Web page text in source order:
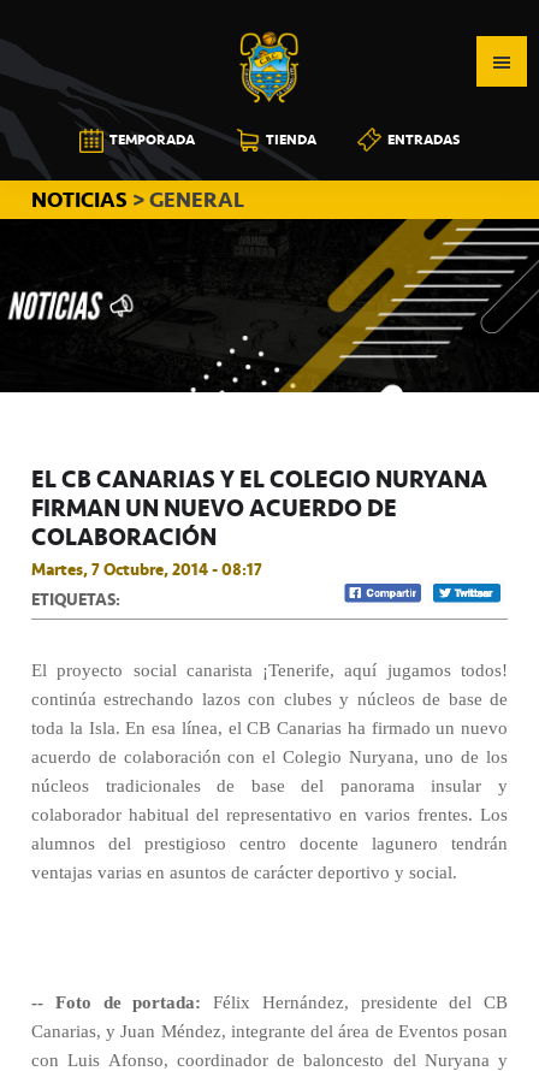
a
la
navegación
principal
al
contenido
principal
a
la
barra
lateral
principal
CB
CANARIAS
TEMPORADA TIENDA ENTRADAS
NOTICIAS > GENERAL
EL CB CANARIAS Y EL COLEGIO NURYANA
FIRMAN UN NUEVO ACUERDO DE
COLABORACIÓN
Martes, 7 Octubre, 2014 - 08:17
ETIQUETAS:
El proyecto social canarista ¡Tenerife, aquí jugamos todos!
continúa estrechando lazos con clubes y núcleos de base de
toda la Isla. En esa línea, el CB Canarias ha firmado un nuevo
acuerdo de colaboración con el Colegio Nuryana, uno de los
núcleos tradicionales de base del panorama insular y
colaborador habitual del representativo en varios frentes. Los
alumnos del prestigioso centro docente lagunero tendrán
ventajas varias en asuntos de carácter deportivo y social.
-- Foto de portada: Félix Hernández, presidente del CB
Canarias, y Juan Méndez, integrante del área de Eventos posan
con Luis Afonso, coordinador de baloncesto del Nuryana y